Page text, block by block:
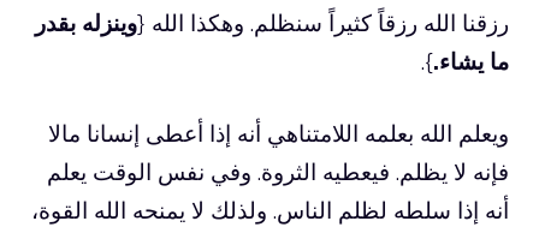
رزقنا الله رزقاً كثيراً سنظلم. وهكذا الله {وينزله بقدر
ما يشاء.}.
ويعلم الله بعلمه اللامتناهي أنه إذا أعطى إنسانا مالا
فإنه لا يظلم. فيعطيه الثروة. وفي نفس الوقت يعلم
أنه إذا سلطه لظلم الناس. ولذلك لا يمنحه الله القوة،